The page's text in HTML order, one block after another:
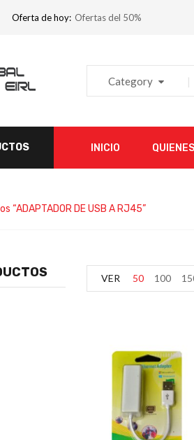
Oferta de hoy: Ofertas del 50%
Category
INICIO
DE USB A RJ45”
VER 50 100